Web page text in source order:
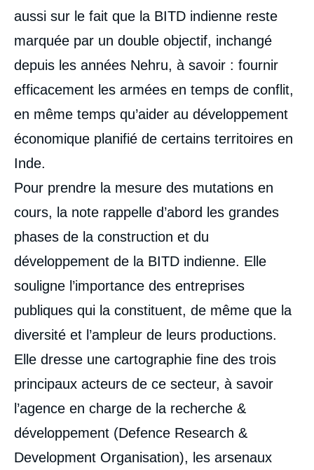
aussi sur le fait que la BITD indienne reste
marquée par un double objectif, inchangé
depuis les années Nehru, à savoir : fournir
efficacement les armées en temps de conflit,
en même temps qu’aider au développement
économique planifié de certains territoires en
Inde.
Pour prendre la mesure des mutations en
cours, la note rappelle d’abord les grandes
phases de la construction et du
développement de la BITD indienne. Elle
souligne l’importance des entreprises
publiques qui la constituent, de même que la
diversité et l’ampleur de leurs productions.
Elle dresse une cartographie fine des trois
principaux acteurs de ce secteur, à savoir
l’agence en charge de la recherche &
développement (Defence Research &
Development Organisation), les arsenaux